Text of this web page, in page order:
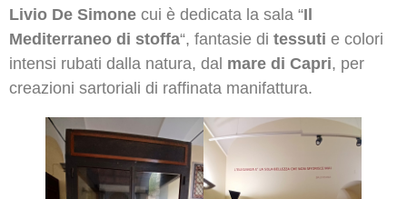
Livio De Simone cui è dedicata la sala “Il
Mediterraneo di stoffa“, fantasie di tessuti e colori
intensi rubati dalla natura, dal mare di Capri, per
creazioni sartoriali di raffinata manifattura.